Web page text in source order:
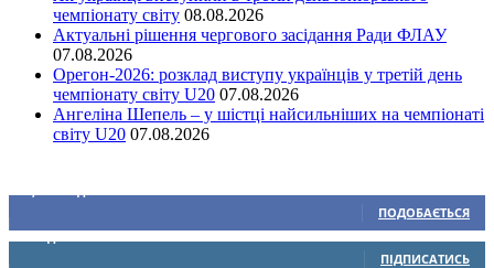
чемпіонату світу 08.08.2026
Актуальні рішення чергового засідання Ради ФЛАУ
07.08.2026
Орегон-2026: розклад виступу українців у третій день
чемпіонату світу U20 07.08.2026
Ангеліна Шепель – у шістці найсильніших на чемпіонаті
світу U20 07.08.2026
ПОДОБАЄТЬСЯ
0 Підписників
ПІДПИСАТИСЬ